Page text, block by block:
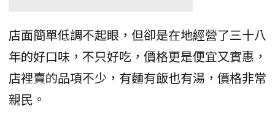
店面簡單低調不起眼，但卻是在地經營了三十八
年的好口味，不只好吃，價格更是便宜又實惠，
店裡賣的品項不少，有麵有飯也有湯，價格非常
親民。